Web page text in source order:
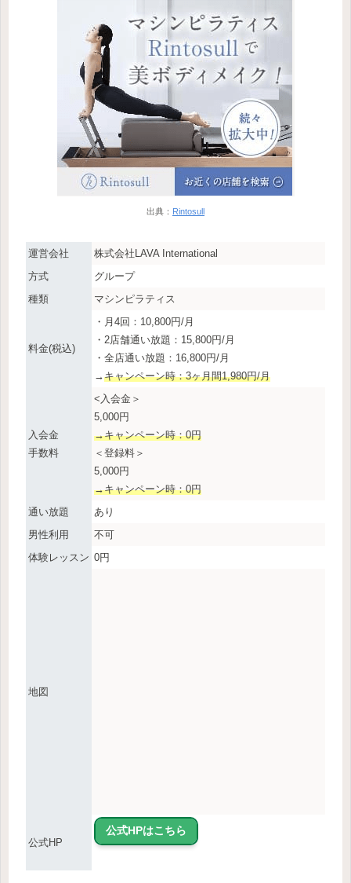
出典： Rintosull
運営会社
株式会社LAVA International
方式
グループ
種類
マシンピラティス
料金(税込)
・月4回：10,800円/月
・2店舗通い放題：15,800円/月
・全店通い放題：16,800円/月
→キャンペーン時：3ヶ月間1,980円/月
入会金
手数料
<入会金＞
5,000円
→キャンペーン時：0円
＜登録料＞
5,000円
→キャンペーン時：0円
通い放題
あり
男性利用
不可
体験レッスン 0円
地図
公式HP
公式HPはこちら